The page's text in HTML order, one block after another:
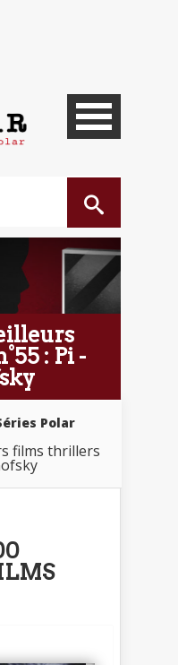
: Pi -
Polar
films thrillers